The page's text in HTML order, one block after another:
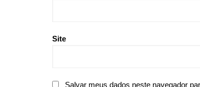
Site
Salvar meus dados neste navegador